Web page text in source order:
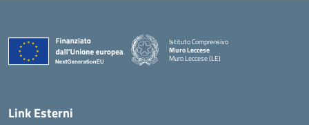
Istituto Comprensivo
Muro Leccese
Muro Leccese (LE)
Link Esterni